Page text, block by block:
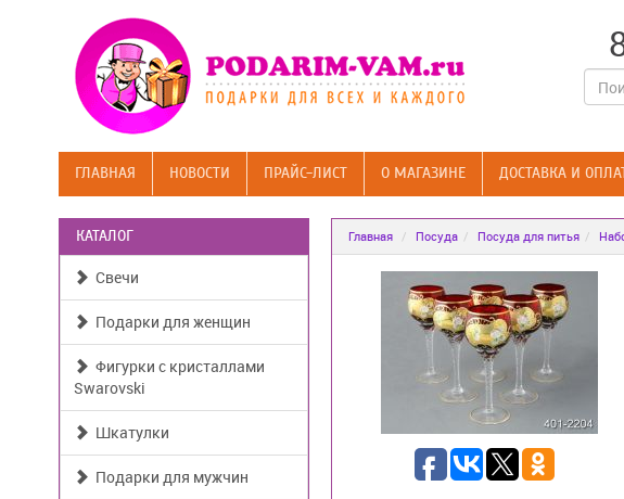
ГЛАВНАЯ НОВОСТИ ПРАЙС-ЛИСТ О МАГАЗИНЕ ДОСТАВКА И
КАТАЛОГ
Свечи
Подарки для женщин
Фигурки с кристаллами
Swarovski
Шкатулки
Подарки для мужчин
Главная Посуда Посуда для питья